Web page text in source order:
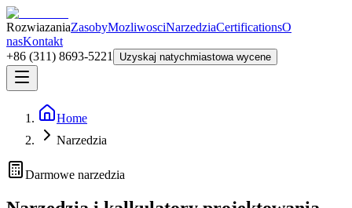
RozwiazaniaZasobyMozliwosciNarzedziaCertificationsO
nasKontakt
+86 (311) 8693-5221
Uzyskaj natychmiastowa wycene
Home
Narzedzia
Darmowe narzedzia